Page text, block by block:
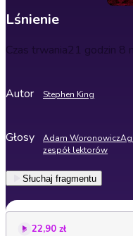
Lśnienie
Czas trwania21 godzin 8
Autor Stephen King
Głosy Adam Woronowicz
zespół lektorów
Słuchaj fragmentu
22,90 zł